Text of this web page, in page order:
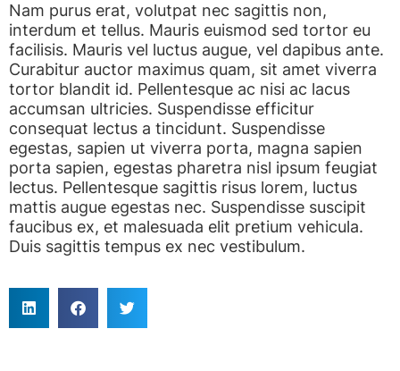
Nam purus erat, volutpat nec sagittis non,
interdum et tellus. Mauris euismod sed tortor eu
facilisis. Mauris vel luctus augue, vel dapibus ante.
Curabitur auctor maximus quam, sit amet viverra
tortor blandit id. Pellentesque ac nisi ac lacus
accumsan ultricies. Suspendisse efficitur
consequat lectus a tincidunt. Suspendisse
egestas, sapien ut viverra porta, magna sapien
porta sapien, egestas pharetra nisl ipsum feugiat
lectus. Pellentesque sagittis risus lorem, luctus
mattis augue egestas nec. Suspendisse suscipit
faucibus ex, et malesuada elit pretium vehicula.
Duis sagittis tempus ex nec vestibulum.